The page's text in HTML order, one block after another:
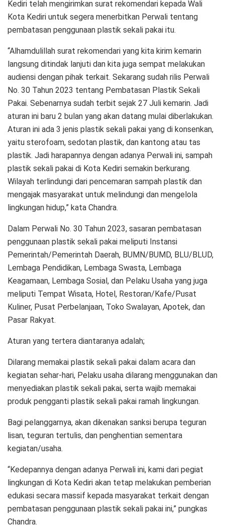
Kediri telah mengirimkan surat rekomendari kepada Wali
Kota Kediri untuk segera menerbitkan Perwali tentang
pembatasan penggunaan plastik sekali pakai itu.
“Alhamdulillah surat rekomendari yang kita kirim kemarin
langsung ditindak lanjuti dan kita juga sempat melakukan
audiensi dengan pihak terkait. Sekarang sudah rilis Perwali
No. 30 Tahun 2023 tentang Pembatasan Plastik Sekali
Pakai. Sebenarnya sudah terbit sejak 27 Juli kemarin. Jadi
aturan ini baru 2 bulan yang akan datang mulai diberlakukan.
Aturan ini ada 3 jenis plastik sekali pakai yang di konsenkan,
yaitu sterofoam, sedotan plastik, dan kantong atau tas
plastik. Jadi harapannya dengan adanya Perwali ini, sampah
plastik sekali pakai di Kota Kediri semakin berkurang.
Wilayah terlindungi dari pencemaran sampah plastik dan
mengajak masyarakat untuk melindungi dan mengelola
lingkungan hidup,” kata Chandra.
Dalam Perwali No. 30 Tahun 2023, sasaran pembatasan
penggunaan plastik sekali pakai meliputi Instansi
Pemerintah/Pemerintah Daerah, BUMN/BUMD, BLU/BLUD,
Lembaga Pendidikan, Lembaga Swasta, Lembaga
Keagamaan, Lembaga Sosial, dan Pelaku Usaha yang juga
meliputi Tempat Wisata, Hotel, Restoran/Kafe/Pusat
Kuliner, Pusat Perbelanjaan, Toko Swalayan, Apotek, dan
Pasar Rakyat.
Aturan yang tertera diantaranya adalah;
Dilarang memakai plastik sekali pakai dalam acara dan
kegiatan sehar-hari, Pelaku usaha dilarang menggunakan dan
menyediakan plastik sekali pakai, serta wajib memakai
produk pengganti plastik sekali pakai ramah lingkungan.
Bagi pelanggarnya, akan dikenakan sanksi berupa teguran
lisan, teguran tertulis, dan penghentian sementara
kegiatan/usaha.
“Kedepannya dengan adanya Perwali ini, kami dari pegiat
lingkungan di Kota Kediri akan tetap melakukan pemberian
edukasi secara massif kepada masyarakat terkait dengan
pembatasan penggunaan plastik sekali pakai ini,” pungkas
Chandra.